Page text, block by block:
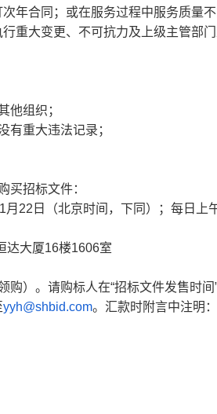
年合同；或在服务过程中服务质量
重大变更、不可抗力及上级主管部
他组织；
有重大违法记录；
买招标文件：
月22日（北京时间，下同）；每日
达大厦16楼1606室
）。请购标人在“招标文件发售时间
yyh@shbid.com。汇款时附言中注明